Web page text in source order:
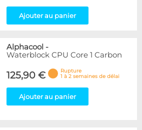
Ajouter au panier
Alphacool -
Waterblock CPU Core 1 Carbon
125,90 €
Rupture
1 à 2 semaines de délai
Ajouter au panier